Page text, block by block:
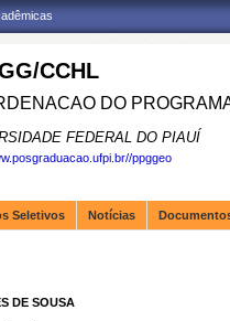
CCHL
DO
FEDERAL DO PIAUÍ
ppggeo
Seletivos Notícias
DE SOUSA